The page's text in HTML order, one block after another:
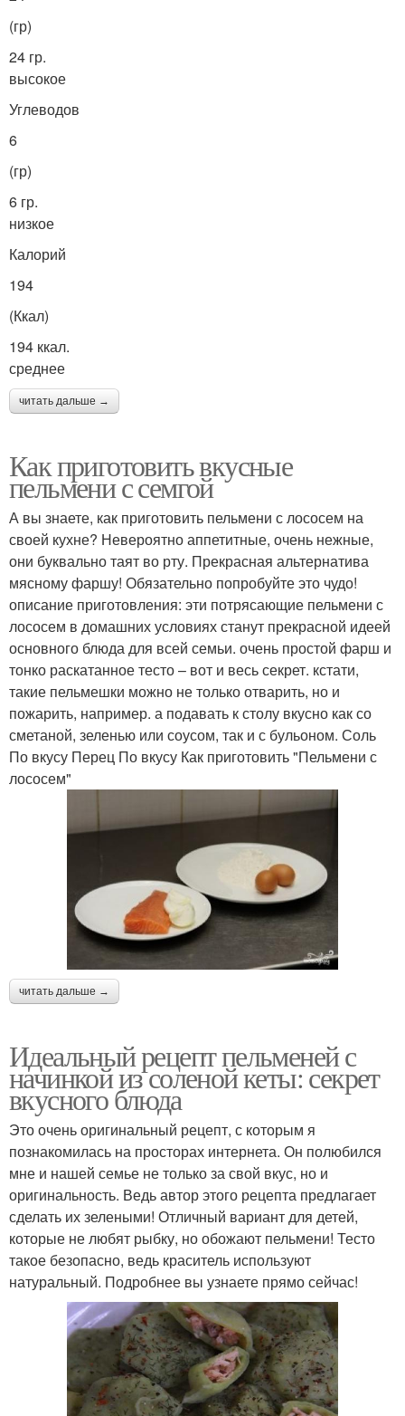
(гр)
24 гр.
высокое
Углеводов
6
(гр)
6 гр.
низкое
Калорий
194
(Ккал)
194 ккал.
среднее
читать дальше →
Как приготовить вкусные
пельмени с семгой
А вы знаете, как приготовить пельмени с лососем на
своей кухне? Невероятно аппетитные, очень нежные,
они буквально таят во рту. Прекрасная альтернатива
мясному фаршу! Обязательно попробуйте это чудо!
описание приготовления: эти потрясающие пельмени с
лососем в домашних условиях станут прекрасной идеей
основного блюда для всей семьи. очень простой фарш и
тонко раскатанное тесто – вот и весь секрет. кстати,
такие пельмешки можно не только отварить, но и
пожарить, например. а подавать к столу вкусно как со
сметаной, зеленью или соусом, так и с бульоном. Соль
По вкусу Перец По вкусу Как приготовить "Пельмени с
лососем"
читать дальше →
Идеальный рецепт пельменей с
начинкой из соленой кеты: секрет
вкусного блюда
Это очень оригинальный рецепт, с которым я
познакомилась на просторах интернета. Он полюбился
мне и нашей семье не только за свой вкус, но и
оригинальность. Ведь автор этого рецепта предлагает
сделать их зелеными! Отличный вариант для детей,
которые не любят рыбку, но обожают пельмени! Тесто
такое безопасно, ведь краситель используют
натуральный. Подробнее вы узнаете прямо сейчас!